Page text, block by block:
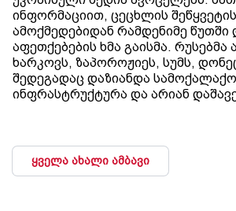
ინფორმაციით, ცეცხლის
ამოქმედებიდან რამდენიმე წუთში
აფეთქებების ხმა გაისმა. რუსებმა
ხარკოვს, ზაპოროჟიეს, სუმს,
შედეგადაც დაზიანდა სამოქალაქო
ინფრასტრუქტურა და არიან
ყველა ახალი ამბავი